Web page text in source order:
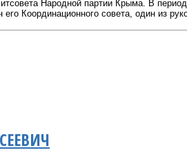
Народной партии Крыма. В
Координационного совета, один из